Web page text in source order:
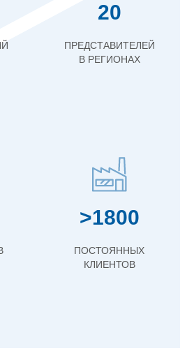
20
ПРЕДСТАВИТЕЛЕЙ
В РЕГИОНАХ
>1800
ПОСТОЯННЫХ
КЛИЕНТОВ